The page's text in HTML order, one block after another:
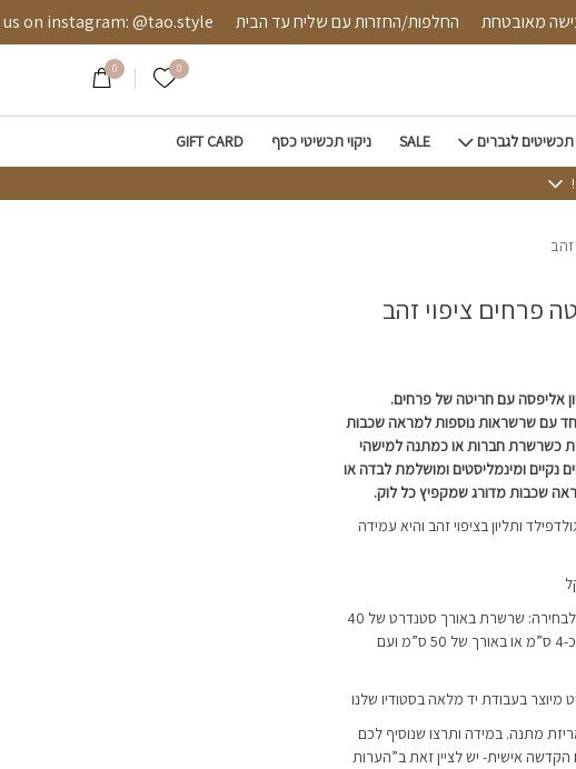
רכישה מאובטחת החלפות/החזרות עם שליח עד הבית @tao.style
0 הרשימה שלי
0
תכשיטים לגברים SALE ניקוי תכשיטי כסף GIFT CARD
פרחים ציפוי זהב
אליפסה עם חריטה של פרחים.
עם שרשראות נוספות למראה שכבות
כשרשרת חברות או כמתנה למישהי
נקיים ומינמליסטים ומושלמת לבדה או
שכבות מדורג שמקפיץ כל לוק.
ותליון בציפוי זהב והיא עמידה
השרשרת מגיעה ב-2 אורכים לבחירה: שרשרת באורך סטנדרט של 40
ס”מ ועם תוספת הארכה של כ-4 ס”מ או באורך של 50 ס”מ ועם
מיוצר בעבודת יד מלאה בסטודיו שלנו
מתנה. במידה ותרצו שנוסיף לכם
אישית- יש לציין זאת ב”הערות